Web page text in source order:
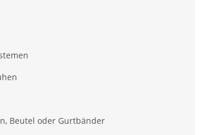
Beutel oder Gurtbänder